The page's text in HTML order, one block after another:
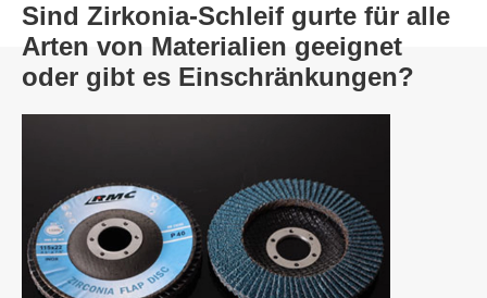
Sind Zirkonia-Schleif gurte für alle
Arten von Materialien geeignet
oder gibt es Einschränkungen?